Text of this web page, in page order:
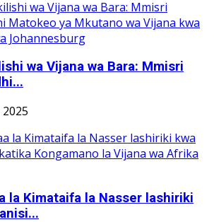
wa Vijana wa Bara: Mmisri
la Kimataifa la Nasser lashiriki